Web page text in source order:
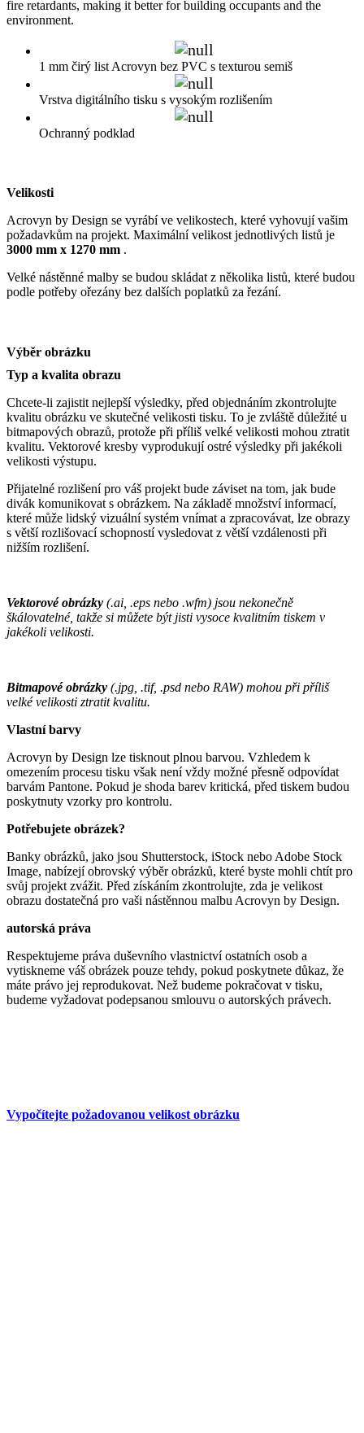
fire retardants, making it better for building occupants and the
environment.
1 mm čirý list Acrovyn bez PVC s texturou semiš
Vrstva digitálního tisku s vysokým rozlišením
Ochranný podklad
Velikosti
Acrovyn by Design se vyrábí ve velikostech, které vyhovují vašim
požadavkům na projekt. Maximální velikost jednotlivých listů je
3000 mm x 1270 mm .
Velké nástěnné malby se budou skládat z několika listů, které budou
podle potřeby ořezány bez dalších poplatků za řezání.
Výběr obrázku
Typ a kvalita obrazu
Chcete-li zajistit nejlepší výsledky, před objednáním zkontrolujte
kvalitu obrázku ve skutečné velikosti tisku. To je zvláště důležité u
bitmapových obrazů, protože při příliš velké velikosti mohou ztratit
kvalitu. Vektorové kresby vyprodukují ostré výsledky při jakékoli
velikosti výstupu.
Přijatelné rozlišení pro váš projekt bude záviset na tom, jak bude
divák komunikovat s obrázkem. Na základě množství informací,
které může lidský vizuální systém vnímat a zpracovávat, lze obrazy
s větší rozlišovací schopností vysledovat z větší vzdálenosti při
nižším rozlišení.
Vektorové obrázky (.ai, .eps nebo .wfm) jsou nekonečně
škálovatelné, takže si můžete být jisti vysoce kvalitním tiskem v
jakékoli velikosti.
Bitmapové obrázky (.jpg, .tif, .psd nebo RAW) mohou při příliš
velké velikosti ztratit kvalitu.
Vlastní barvy
Acrovyn by Design lze tisknout plnou barvou. Vzhledem k
omezením procesu tisku však není vždy možné přesně odpovídat
barvám Pantone. Pokud je shoda barev kritická, před tiskem budou
poskytnuty vzorky pro kontrolu.
Potřebujete obrázek?
Banky obrázků, jako jsou Shutterstock, iStock nebo Adobe Stock
Image, nabízejí obrovský výběr obrázků, které byste mohli chtít pro
svůj projekt zvážit. Před získáním zkontrolujte, zda je velikost
obrazu dostatečná pro vaši nástěnnou malbu Acrovyn by Design.
autorská práva
Respektujeme práva duševního vlastnictví ostatních osob a
vytiskneme váš obrázek pouze tehdy, pokud poskytnete důkaz, že
máte právo jej reprodukovat. Než budeme pokračovat v tisku,
budeme vyžadovat podepsanou smlouvu o autorských právech.
Vypočítejte požadovanou velikost obrázku